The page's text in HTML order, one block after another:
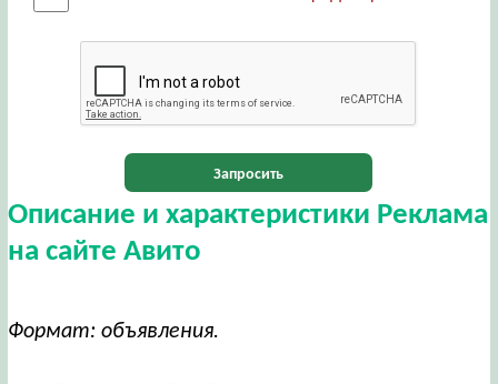
Запросить
Описание и характеристики Реклама
на сайте Авито
Формат: объявления.